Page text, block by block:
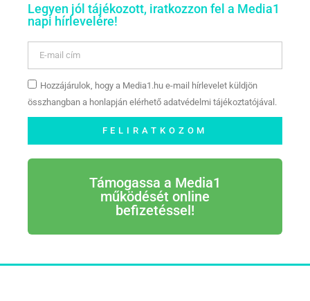
Legyen jól tájékozott, iratkozzon fel a Media1
napi hírlevelére!
Hozzájárulok, hogy a Media1.hu e-mail hírlevelet küldjön
összhangban a honlapján elérhető adatvédelmi tájékoztatójával.
FELIRATKOZOM
Támogassa a Media1
működését online
befizetéssel!